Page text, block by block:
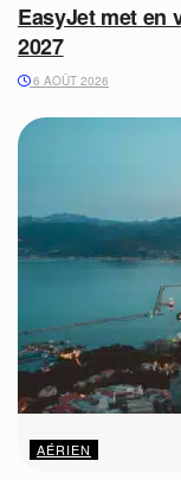
EasyJet met en
2027
6 AOÛT 2026
AÉRIEN